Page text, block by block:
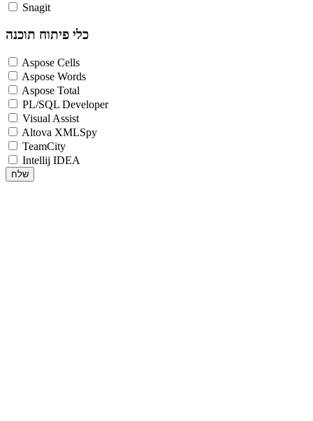
Snagit
כלי פיתוח תוכנה
Aspose Cells
Aspose Words
Aspose Total
PL/SQL Developer
Visual Assist
Altova XMLSpy
TeamCity
Intellij IDEA